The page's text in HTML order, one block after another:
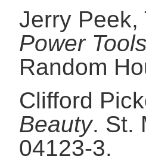
Jerry Peek,
Power Tools
Random
Clifford
Beauty. St.
04123-3.